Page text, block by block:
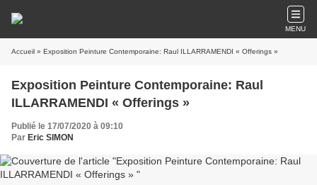
MENU
Accueil » Exposition Peinture Contemporaine: Raul ILLARRAMENDI « Offerings »
Exposition Peinture Contemporaine: Raul
ILLARRAMENDI « Offerings »
Publié le 17/07/2020 à 09:10
Par Eric SIMON